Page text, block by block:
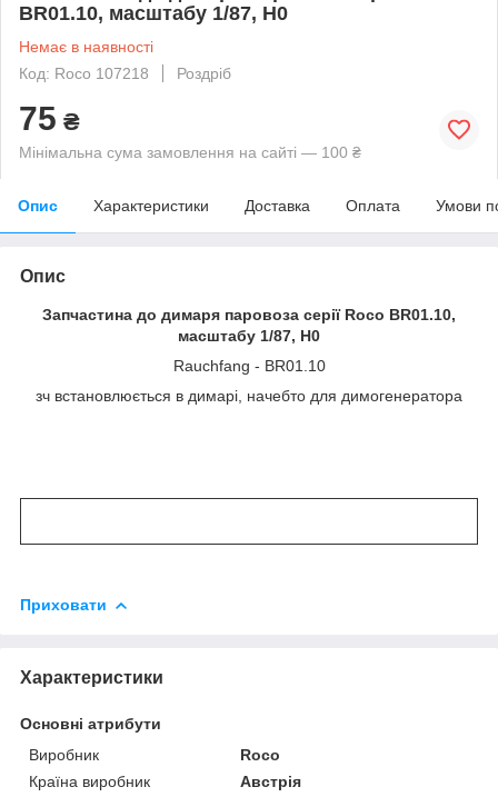
BR01.10, масштабу 1/87, H0
Немає в наявності
Код: Roco 107218
Роздріб
75 ₴
Мінімальна сума замовлення на сайті — 100 ₴
Опис Характеристики Доставка Оплата Умови
Опис
Запчастина до димаря паровоза серії Roco BR01.10,
масштабу 1/87, H0
Rauchfang - BR01.10
зч встановлюється в димарі, начебто для димогенератора
Приховати
Характеристики
Основні атрибути
Виробник
Roco
Країна виробник
Австрія